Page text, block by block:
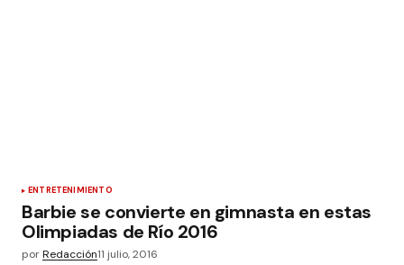
ENTRETENIMIENTO
Barbie se convierte en gimnasta en estas
Olimpiadas de Río 2016
porRedacción11 julio, 2016